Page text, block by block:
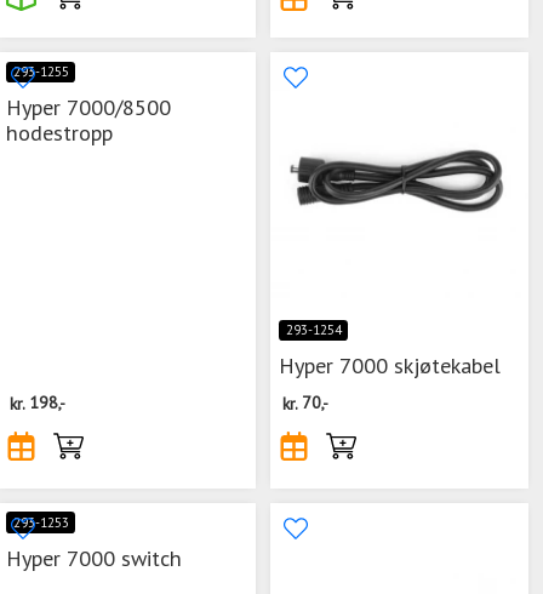
293-1255
Hyper 7000/8500
hodestropp
kr. 198,-
293-1254
Hyper 7000 skjøtekabel
kr. 70,-
293-1253
Hyper 7000 switch